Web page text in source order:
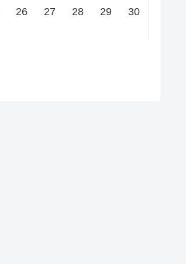
26 27 28 29
30